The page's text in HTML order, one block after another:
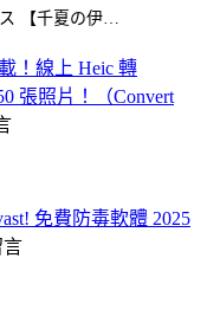
【千夏の伊…
！線上 Heic 轉
張照片！（Convert
免費防毒軟體 2025
言